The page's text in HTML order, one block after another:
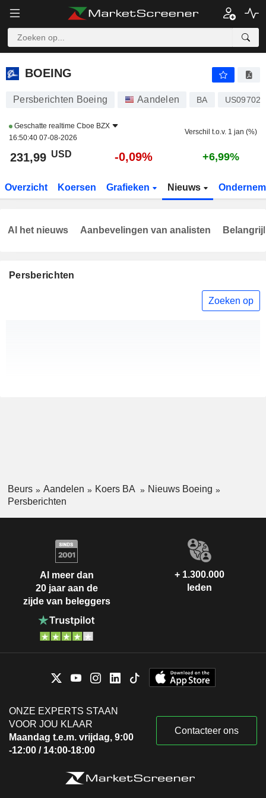
BOEING
BOEING
Persberichten Boeing Aandelen BA
Geschatte realtime Cboe BZX
16:50:40 07-08-2026
Verschil t.o.v. 1 jan (%)
231,99 USD -0,09% +6,99%
Overzicht Koersen Grafieken Nieuws
Persberichten
Zoeken op
Al het nieuws Aanbevelingen van analisten
Beurs Aandelen Koers BA
Nieuws Boeing
Persberichten
Al meer dan
20 jaar aan de
zijde van beleggers
+ 1.300.000
leden
ONZE EXPERTS STAAN
VOOR JOU KLAAR
Maandag t.e.m. vrijdag, 9:00
-12:00 / 14:00-18:00
Contacteer ons